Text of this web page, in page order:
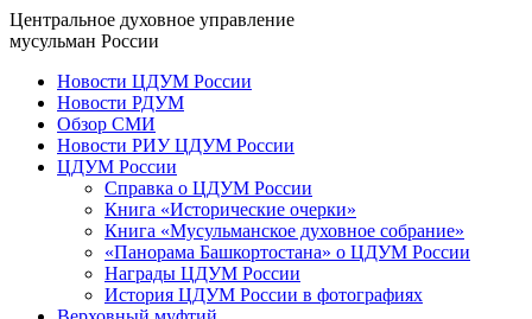
Центральное духовное управление
мусульман России
Новости ЦДУМ России
Новости РДУМ
Обзор СМИ
Новости РИУ ЦДУМ России
ЦДУМ России
Справка о ЦДУМ России
Книга «Исторические очерки»
Книга «Мусульманское духовное собрание»
«Панорама Башкортостана» о ЦДУМ России
Награды ЦДУМ России
История ЦДУМ России в фотографиях